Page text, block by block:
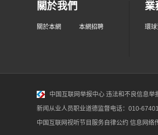
關於我們
關於本網 本網招聘
業
環
中国互联网举报中心 违法和不良信息举
新闻从业人员职业道德监督电话：010-
中国互联网视听节目服务自律公约 信息网络